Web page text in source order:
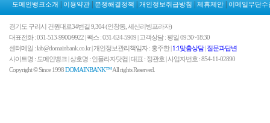
도메인뱅크소개 이용약관 분쟁해결정책 개인정보취급방침 제휴제안 이메일무단수
경기도 구리시 건원대로34번길 9,304 (인창동, 세신리빙프라자)
대표전화 : 031-513-9900/9922 | 팩스 : 031-624-5909 | 고객상담 : 평일 09:30~18:30
센터메일 : lab@domainbank.co.kr | 개인정보관리책임자 : 홍주한 |1:1맟춤상담|질문과답변
사이트명 : 도메인뱅크 | 상호명 : 인플라자닷컴 | 대표 : 정관호 | 사업자번호 : 854-11-02890
Copyright © Since 1998DOMAINBANK™All rights Reserved.